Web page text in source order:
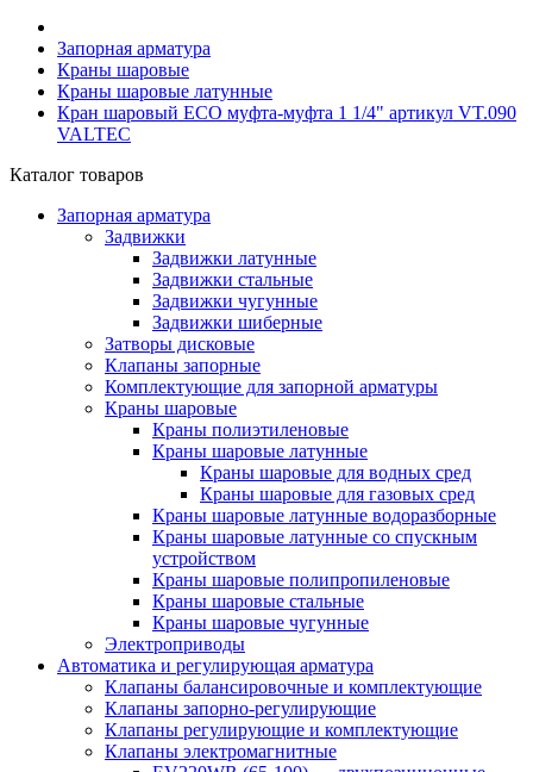
Запорная арматура
Краны шаровые
Краны шаровые латунные
Кран шаровый ECO муфта-муфта 1 1/4" артикул VT.090
VALTEC
Каталог товаров
Запорная арматура
Задвижки
Задвижки латунные
Задвижки стальные
Задвижки чугунные
Задвижки шиберные
Затворы дисковые
Клапаны запорные
Комплектующие для запорной арматуры
Краны шаровые
Краны полиэтиленовые
Краны шаровые латунные
Краны шаровые для водных сред
Краны шаровые для газовых сред
Краны шаровые латунные водоразборные
Краны шаровые латунные со спускным
устройством
Краны шаровые полипропиленовые
Краны шаровые стальные
Краны шаровые чугунные
Электроприводы
Автоматика и регулирующая арматура
Клапаны балансировочные и комплектующие
Клапаны запорно-регулирующие
Клапаны регулирующие и комплектующие
Клапаны электромагнитные